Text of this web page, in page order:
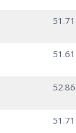
51.71
51.61
52.86
51.71